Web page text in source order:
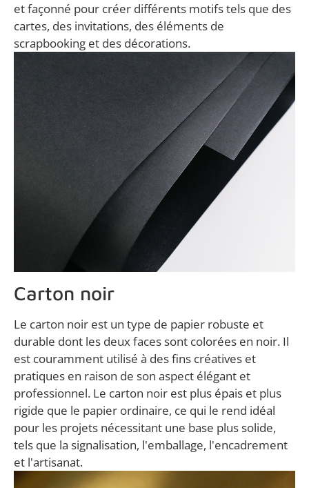
et façonné pour créer différents motifs tels que des
cartes, des invitations, des éléments de
scrapbooking et des décorations.
Carton noir
Le carton noir est un type de papier robuste et
durable dont les deux faces sont colorées en noir. Il
est couramment utilisé à des fins créatives et
pratiques en raison de son aspect élégant et
professionnel. Le carton noir est plus épais et plus
rigide que le papier ordinaire, ce qui le rend idéal
pour les projets nécessitant une base plus solide,
tels que la signalisation, l'emballage, l'encadrement
et l'artisanat.